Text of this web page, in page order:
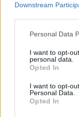
Downstream
Please note that
not limited to your
grant or deny
use your data for
consent section.
Personal Data
I want to opt-
personal data.
Opted In
I want to opt-
Personal Data.
Opted In
Τραγωδία